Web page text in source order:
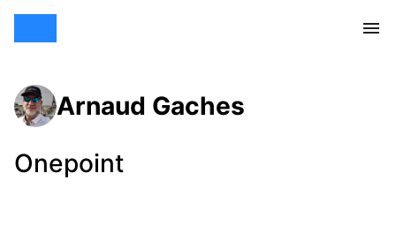
Arnaud Gaches
Onepoint